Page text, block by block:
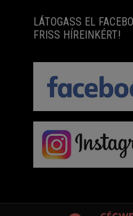
LÁTOGASS EL
FRISS HÍREINKÉRT!